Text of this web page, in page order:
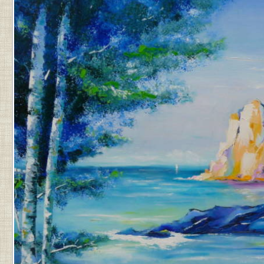
PAR
JEAN-
PIERRE.DERNIÈRE
MISE
À
JOUR
LE
10
DÉCEMBRE
2024
À
10
H
12
MIN.